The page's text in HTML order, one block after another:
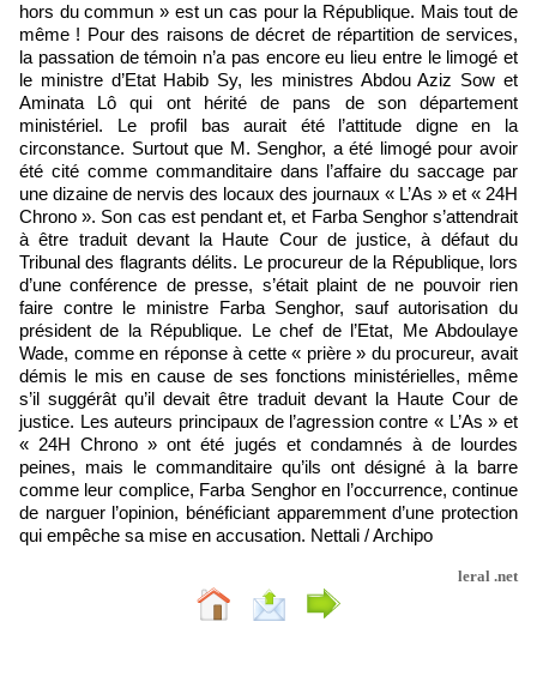
hors du commun » est un cas pour la République. Mais tout de
même ! Pour des raisons de décret de répartition de services,
la passation de témoin n’a pas encore eu lieu entre le limogé et
le ministre d’Etat Habib Sy, les ministres Abdou Aziz Sow et
Aminata Lô qui ont hérité de pans de son département
ministériel. Le profil bas aurait été l’attitude digne en la
circonstance. Surtout que M. Senghor, a été limogé pour avoir
été cité comme commanditaire dans l’affaire du saccage par
une dizaine de nervis des locaux des journaux « L’As » et « 24H
Chrono ». Son cas est pendant et, et Farba Senghor s’attendrait
à être traduit devant la Haute Cour de justice, à défaut du
Tribunal des flagrants délits. Le procureur de la République, lors
d’une conférence de presse, s’était plaint de ne pouvoir rien
faire contre le ministre Farba Senghor, sauf autorisation du
président de la République. Le chef de l’Etat, Me Abdoulaye
Wade, comme en réponse à cette « prière » du procureur, avait
démis le mis en cause de ses fonctions ministérielles, même
s’il suggérât qu’il devait être traduit devant la Haute Cour de
justice. Les auteurs principaux de l’agression contre « L’As » et
« 24H Chrono » ont été jugés et condamnés à de lourdes
peines, mais le commanditaire qu’ils ont désigné à la barre
comme leur complice, Farba Senghor en l’occurrence, continue
de narguer l’opinion, bénéficiant apparemment d’une protection
qui empêche sa mise en accusation. Nettali / Archipo
leral .net